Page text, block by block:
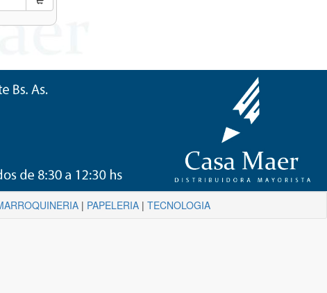
| PAPELERIA |TECNOLOGIA